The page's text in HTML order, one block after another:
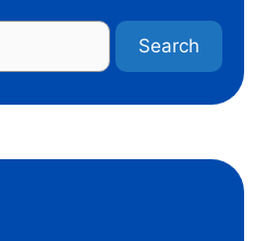
Search